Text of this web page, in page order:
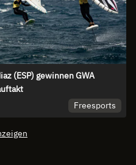
(ESP) gewinnen GWA
Freesports